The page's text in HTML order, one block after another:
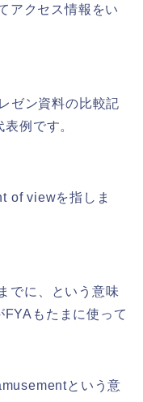
アクセス情報をい
ゼン資料の比較記
例です。
of viewを指しま
でに、という意味
もたまに使って
という意